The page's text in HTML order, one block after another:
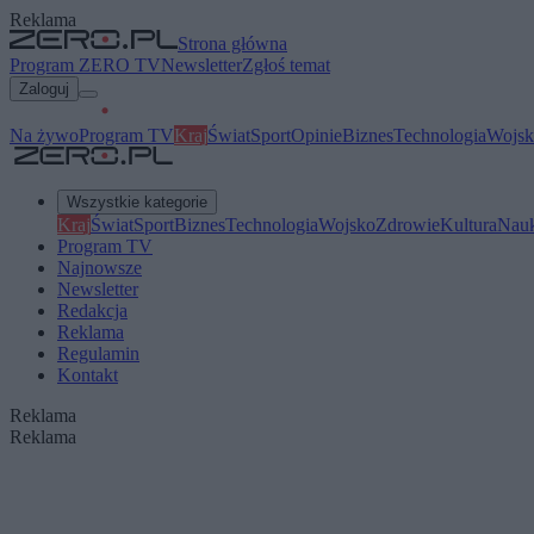
Reklama
Strona główna
Program ZERO TVNewsletterZgłoś temat
Zaloguj
Na żywoProgram TVKrajŚwiatSportOpinieBiznesTechnologia
Wszystkie kategorie
KrajŚwiatSportBiznesTechnologiaWojskoZdrowieKultura
Program TV
Najnowsze
Newsletter
Redakcja
Reklama
Regulamin
Kontakt
Reklama
Reklama